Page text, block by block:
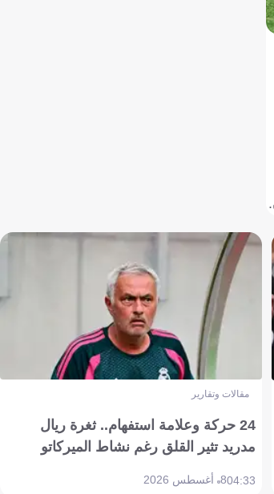
مقالات وتقارير
24 حركة وعلامة استفهام.. ثغرة ريال
مدريد تثير القلق رغم نشاط الميركاتو
04:338 أغسطس 2026